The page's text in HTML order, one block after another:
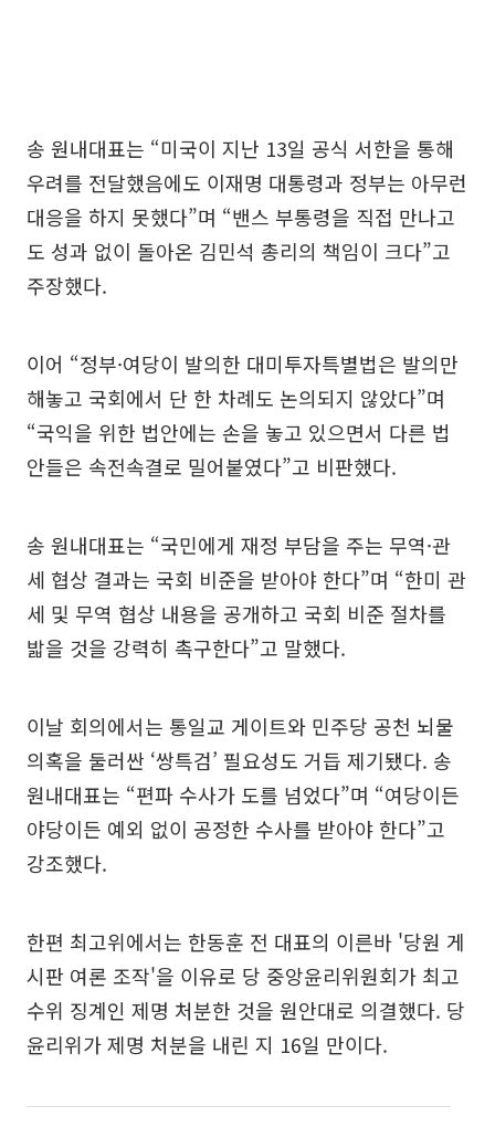
송 원내대표는 “미국이 지난 13일 공식 서한을 통해
우려를 전달했음에도 이재명 대통령과 정부는 아무런
대응을 하지 못했다”며 “밴스 부통령을 직접 만나고
도 성과 없이 돌아온 김민석 총리의 책임이 크다”고
주장했다.
이어 “정부·여당이 발의한 대미투자특별법은 발의만
해놓고 국회에서 단 한 차례도 논의되지 않았다”며
“국익을 위한 법안에는 손을 놓고 있으면서 다른 법
안들은 속전속결로 밀어붙였다”고 비판했다.
송 원내대표는 “국민에게 재정 부담을 주는 무역·관
세 협상 결과는 국회 비준을 받아야 한다”며 “한미 관
세 및 무역 협상 내용을 공개하고 국회 비준 절차를
밟을 것을 강력히 촉구한다”고 말했다.
이날 회의에서는 통일교 게이트와 민주당 공천 뇌물
의혹을 둘러싼 ‘쌍특검’ 필요성도 거듭 제기됐다. 송
원내대표는 “편파 수사가 도를 넘었다”며 “여당이든
야당이든 예외 없이 공정한 수사를 받아야 한다”고
강조했다.
한편 최고위에서는 한동훈 전 대표의 이른바 '당원 게
시판 여론 조작'을 이유로 당 중앙윤리위원회가 최고
수위 징계인 제명 처분한 것을 원안대로 의결했다. 당
윤리위가 제명 처분을 내린 지 16일 만이다.